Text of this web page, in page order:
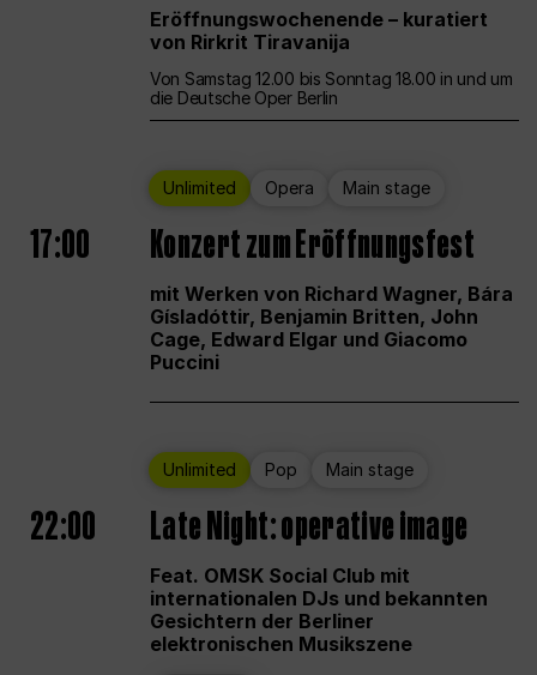
Eröffnungswochenende – kuratiert
von Rirkrit Tiravanija
Von Samstag 12.00 bis Sonntag 18.00 in und um
die Deutsche Oper Berlin
Unlimited Opera Main stage
17:00 Konzert zum Eröffnungsfest
mit Werken von Richard Wagner, Bára
Gísladóttir, Benjamin Britten, John
Cage, Edward Elgar und Giacomo
Puccini
Unlimited Pop Main stage
22:00 Late Night: operative image
Feat. OMSK Social Club mit
internationalen DJs und bekannten
Gesichtern der Berliner
elektronischen Musikszene